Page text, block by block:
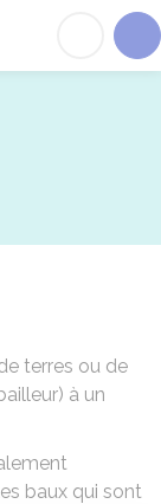
terres ou de
à un
baux qui sont